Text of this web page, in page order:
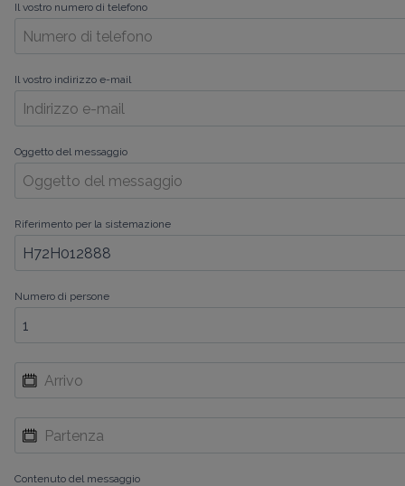
Il vostro numero di telefono
Il vostro indirizzo e-mail
Oggetto del messaggio
Riferimento per la sistemazione
Numero di persone
Contenuto del messaggio